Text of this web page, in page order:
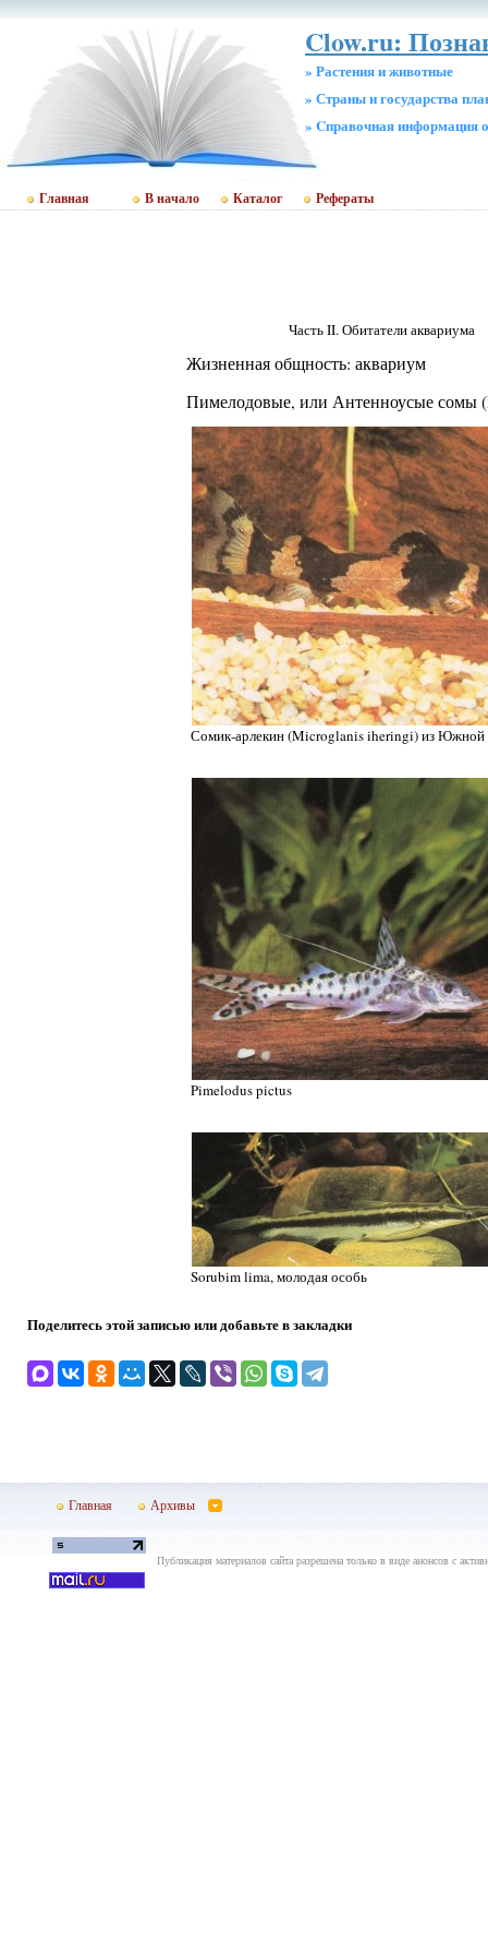
Clow.ru:
» Растения и животные
» Страны и государства
» Cправочная информация
Главная В начало Каталог Рефераты
Часть II. Обитатели аквариума
Жизненная общность: аквариум
Пимелодовые, или Антенноусые сомы
Сомик-арлекин (Microglanis iheringi) из
Pimelodus pictus
Sorubim lima, молодая особь
Поделитесь этой записью или добавьте в закладки
Главная Архивы
Публикация материалов сайта разрешена только в виде анонсов с